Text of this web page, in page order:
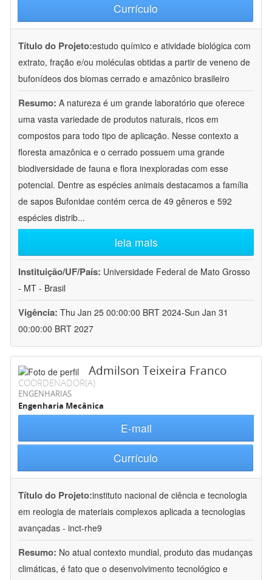
Currículo
Título do Projeto:estudo químico e atividade biológica com
extrato, fração e/ou moléculas obtidas a partir de veneno de
bufonídeos dos biomas cerrado e amazônico brasileiro
Resumo: A natureza é um grande laboratório que oferece
uma vasta variedade de produtos naturais, ricos em
compostos para todo tipo de aplicação. Nesse contexto a
floresta amazônica e o cerrado possuem uma grande
biodiversidade de fauna e flora inexploradas com esse
potencial. Dentre as espécies animais destacamos a família
de sapos Bufonidae contém cerca de 49 gêneros e 592
espécies distrib...
leia mais
Instituição/UF/País: Universidade Federal de Mato Grosso
- MT - Brasil
Vigência: Thu Jan 25 00:00:00 BRT 2024-Sun Jan 31
00:00:00 BRT 2027
Admilson Teixeira Franco
COORDENADOR(A)
ENGENHARIAS
Engenharia Mecânica
E-mail
Currículo
Título do Projeto:instituto nacional de ciência e tecnologia
em reologia de materiais complexos aplicada a tecnologias
avançadas - inct-rhe9
Resumo: No atual contexto mundial, produto das mudanças
climáticas, é fato que o desenvolvimento tecnológico e